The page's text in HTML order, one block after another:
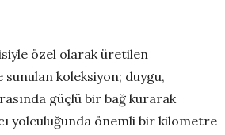
özel olarak üretilen
koleksiyon; duygu,
güçlü bir bağ kurarak
yolculuğunda önemli bir kilometre